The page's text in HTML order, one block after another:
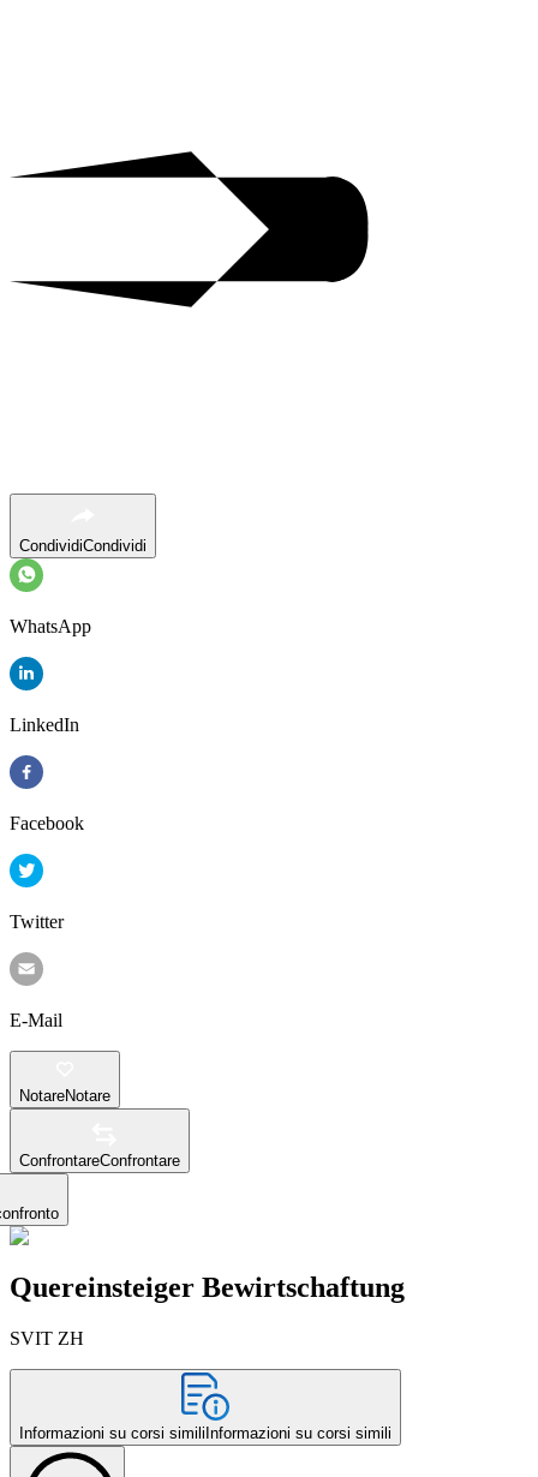
CondividiCondividi
WhatsApp
LinkedIn
Facebook
Twitter
E-Mail
NotareNotare
ConfrontareConfrontare
Quereinsteiger Bewirtschaftung
SVIT ZH
Informazioni su corsi simili Informazioni su corsi simili